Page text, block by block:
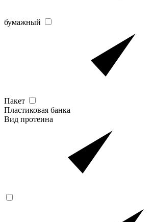
бумажный
Пакет
Пластиковая банка
Вид протеина